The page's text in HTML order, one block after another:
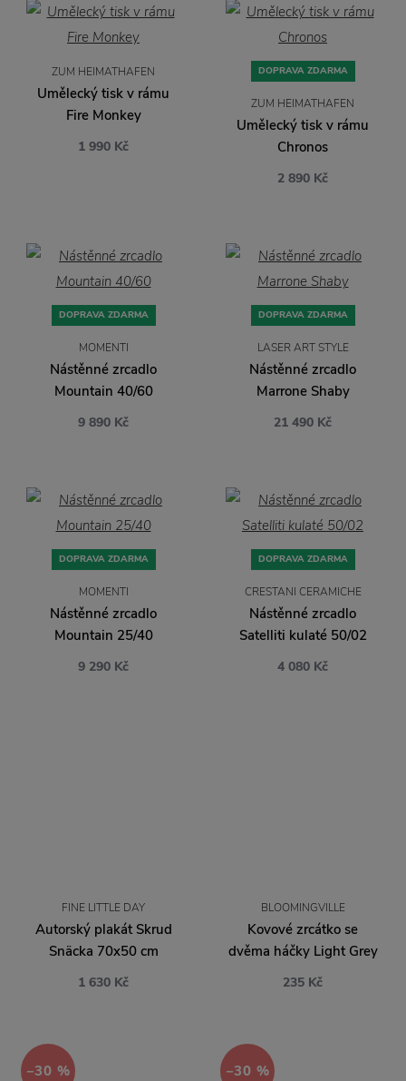
ZUM HEIMATHAFEN
Umělecký tisk v rámu
Fire Monkey
1 990 Kč
DOPRAVA ZDARMA
ZUM HEIMATHAFEN
Umělecký tisk v rámu
Chronos
2 890 Kč
DOPRAVA ZDARMA
MOMENTI
Nástěnné zrcadlo
Mountain 40/60
9 890 Kč
DOPRAVA ZDARMA
LASER ART STYLE
Nástěnné zrcadlo
Marrone Shaby
21 490 Kč
DOPRAVA ZDARMA
MOMENTI
Nástěnné zrcadlo
Mountain 25/40
9 290 Kč
DOPRAVA ZDARMA
CRESTANI CERAMICHE
Nástěnné zrcadlo
Satelliti kulaté 50/02
4 080 Kč
FINE LITTLE DAY
Autorský plakát Skrud
Snäcka 70x50 cm
1 630 Kč
BLOOMINGVILLE
Kovové zrcátko se
dvěma háčky Light Grey
235 Kč
−30 % −30 %